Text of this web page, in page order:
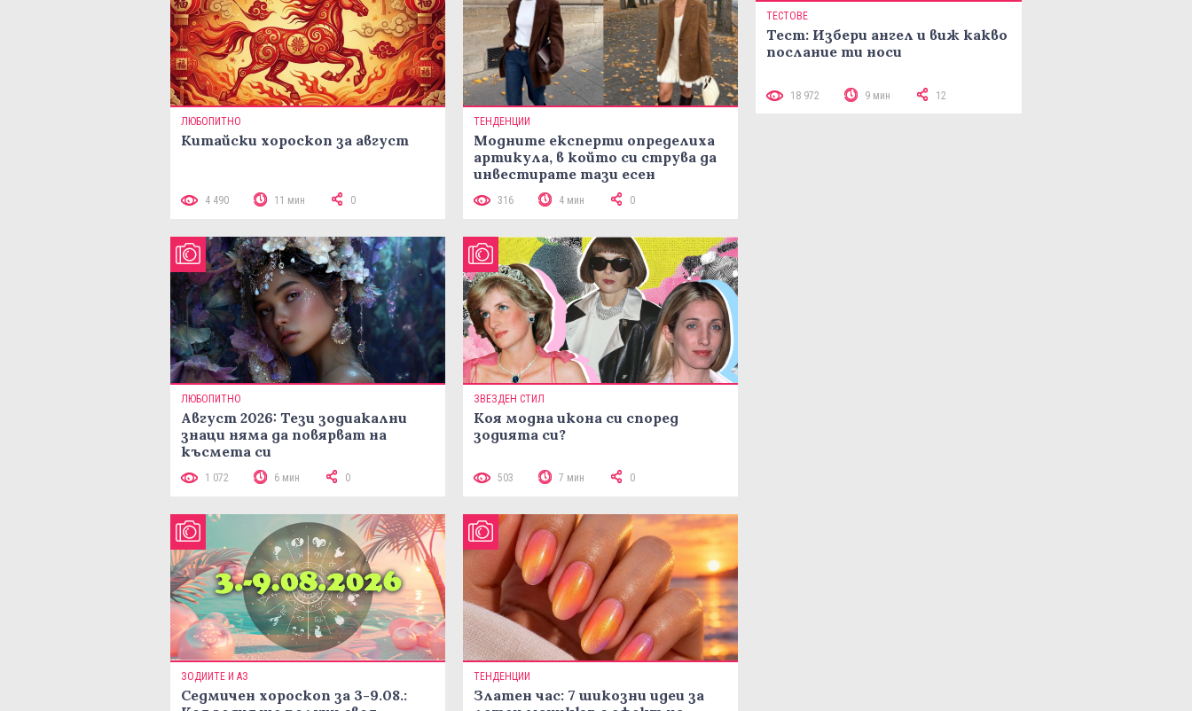
ЛЮБОПИТНО
Китайски хороскоп за август
4 490 11 мин 0
ТЕНДЕНЦИИ
Модните експерти определиха
артикула, в който си струва да
инвестирате тази есен
316 4 мин 0
ЛЮБОПИТНО
Август 2026: Тези зодиакални
знаци няма да повярват на
късмета си
1 072 6 мин 0
ЗВЕЗДЕН СТИЛ
Коя модна икона си според
зодията си?
503 7 мин 0
ЗОДИИТЕ И АЗ
Седмичен хороскоп за 3-9.08.:
ТЕНДЕНЦИИ
Златен час: 7 шикозни идеи за
ТЕСТОВЕ
Тест: Избери ангел и виж какво
послание ти носи
18 972 9 мин 12